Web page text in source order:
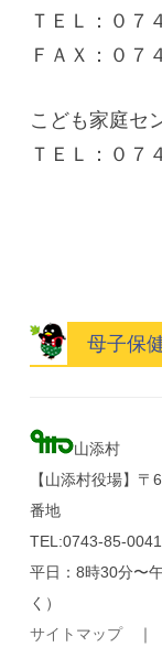
ＴＥＬ：０７
ＦＡＸ：０７
こども家庭セ
ＴＥＬ：０７
母子保
山添村
【山添村役場】
番地
TEL:0743-85-
平日：8時30分〜
く）
サイトマップ